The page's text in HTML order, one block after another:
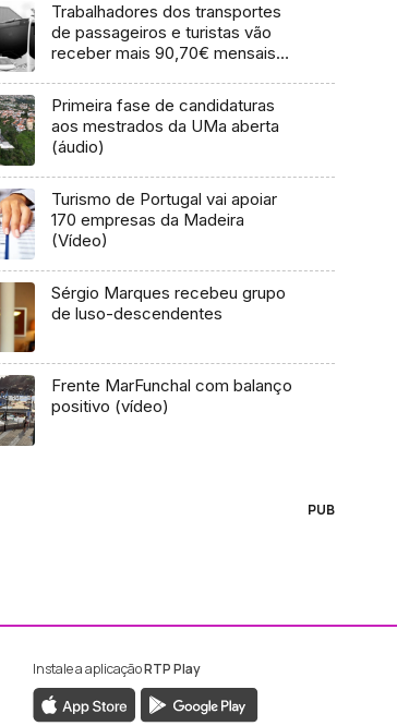
Trabalhadores dos transportes
de passageiros e turistas vão
receber mais 90,70€ mensais
Primeira fase de candidaturas
aos mestrados da UMa aberta
(áudio)
Turismo de Portugal vai apoiar
170 empresas da Madeira
(Vídeo)
Sérgio Marques recebeu grupo
de luso-descendentes
Frente MarFunchal com balanço
positivo (vídeo)
PUB
RTP Madeira
da RTP Madeira
Instale a aplicaçãoRTP Play